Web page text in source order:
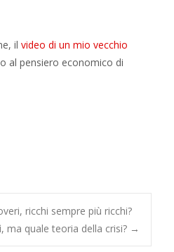
il video di un mio vecchio
al pensiero economico di
ricchi sempre più ricchi?
ma quale teoria della crisi? →